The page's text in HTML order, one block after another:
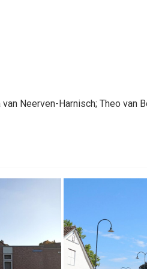
Neerven-Harnisch; Theo van